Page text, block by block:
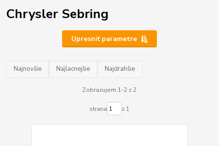
Chrysler Sebring
Upresniť parametre
Najnovšie Najlacnejšie Najdrahšie
Zobrazujem 1-2 z 2
strana z 1